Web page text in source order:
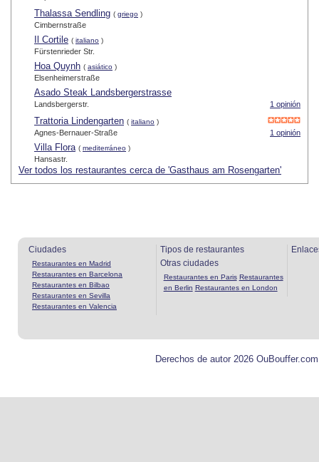
Thalassa Sendling ( griego )
Cimbernstraße
Il Cortile ( italiano )
Fürstenrieder Str.
Hoa Quynh ( asiático )
Elsenheimerstraße
Asado Steak Landsbergerstrasse
1 opinión
Landsbergerstr.
Trattoria Lindengarten ( italiano )
1 opinión
Agnes-Bernauer-Straße
Villa Flora ( mediterráneo )
Hansastr.
Ver todos los restaurantes cerca de 'Gasthaus am Rosengarten'
Ciudades
Restaurantes en Madrid
Restaurantes en Barcelona
Restaurantes en Bilbao
Restaurantes en Sevilla
Restaurantes en Valencia
Tipos de restaurantes
Otras ciudades
Restaurantes en Paris Restaurantes
en Berlin Restaurantes en London
Derechos de autor 2026